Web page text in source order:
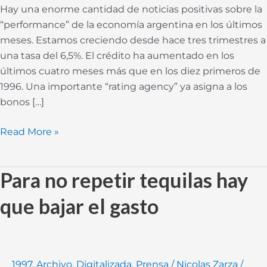
Hay una enorme cantidad de noticias positivas sobre la
“performance” de la economía argentina en los últimos
meses. Estamos creciendo desde hace tres trimestres a
una tasa del 6,5%. El crédito ha aumentado en los
últimos cuatro meses más que en los diez primeros de
1996. Una importante “rating agency” ya asigna a los
bonos […]
Read More »
Para no repetir tequilas hay
que bajar el gasto
1997, Archivo, Digitalizada, Prensa / Nicolas Zarza /
Para
no
repetir
tequilas